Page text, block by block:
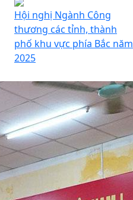
Hội nghị Ngành Công
thương các tỉnh, thành
phố khu vực phía Bắc năm
2025